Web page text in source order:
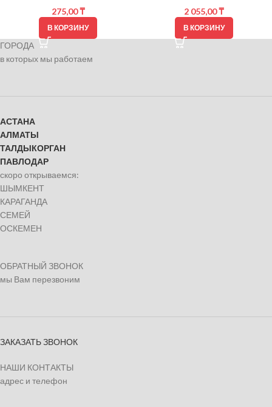
275,00₸
В КОРЗИНУ
2 055,00₸
В КОРЗИНУ
ГОРОДА
в которых мы работаем
АСТАНА
АЛМАТЫ
ТАЛДЫКОРГАН
ПАВЛОДАР
скоро открываемся:
ШЫМКЕНТ
КАРАГАНДА
СЕМЕЙ
ОСКЕМЕН
ОБРАТНЫЙ ЗВОНОК
мы Вам перезвоним
ЗАКАЗАТЬ ЗВОНОК
НАШИ КОНТАКТЫ
адрес и телефон